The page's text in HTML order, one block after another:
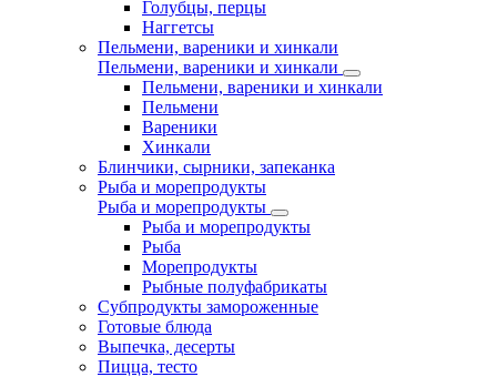
Голубцы, перцы
Наггетсы
Пельмени, вареники и хинкали
Пельмени, вареники и хинкали
Пельмени, вареники и хинкали
Пельмени
Вареники
Хинкали
Блинчики, сырники, запеканка
Рыба и морепродукты
Рыба и морепродукты
Рыба и морепродукты
Рыба
Морепродукты
Рыбные полуфабрикаты
Субпродукты замороженные
Готовые блюда
Выпечка, десерты
Пицца, тесто